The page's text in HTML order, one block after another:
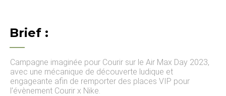
Brief :
Campagne imaginée pour Courir sur le Air Max Day 2023,
avec une mécanique de découverte ludique et
engageante afin de remporter des places VIP pour
l’évènement Courir x Nike.